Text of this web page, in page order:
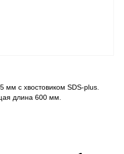
мм с хвостовиком SDS-plus.
длина 600 мм.